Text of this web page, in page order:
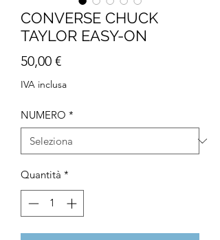
CONVERSE CHUCK
TAYLOR EASY-ON
50,00 €Prezzo
IVA inclusa
NUMERO *
Quantità *